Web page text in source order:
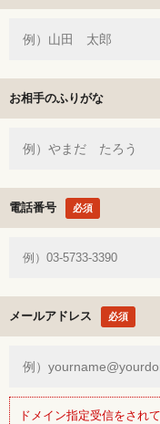
お相手のふりがな
電話番号 必須
メールアドレス 必須
ドメイン指定受信をされ